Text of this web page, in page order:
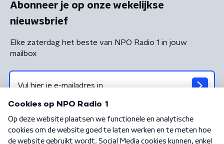
Abonneer je op onze wekelijkse
nieuwsbrief
Elke zaterdag het beste van NPO Radio 1 in jouw
mailbox